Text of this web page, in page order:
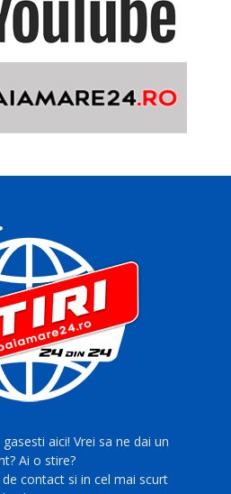
aici! Vrei sa ne dai un
Ai o stire?
contact si in cel mai scurt